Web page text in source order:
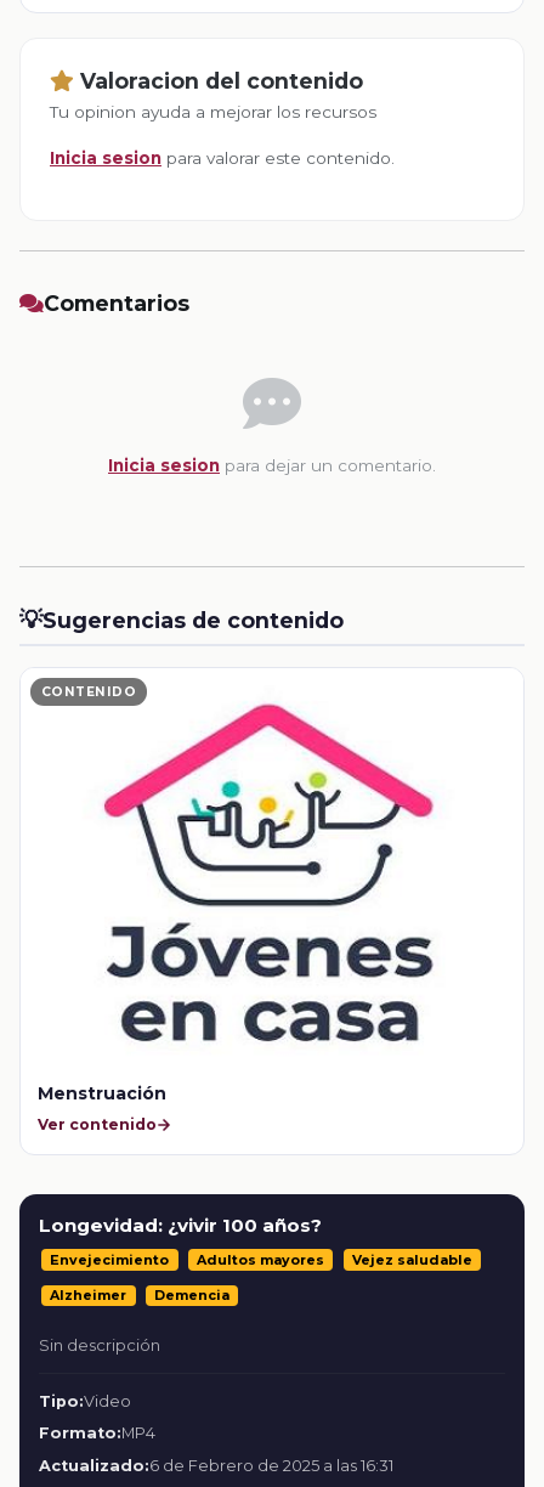
Valoracion del contenido
Tu opinion ayuda a mejorar los recursos
Inicia sesion para valorar este contenido.
Comentarios
Inicia sesion para dejar un comentario.
💡Sugerencias de contenido
CONTENIDO
Menstruación
Ver contenido
Longevidad: ¿vivir 100 años?
Envejecimiento Adultos mayores Vejez saludable
Alzheimer Demencia
Sin descripción
Tipo:Video
Formato:MP4
Actualizado:6 de Febrero de 2025 a las 16:31